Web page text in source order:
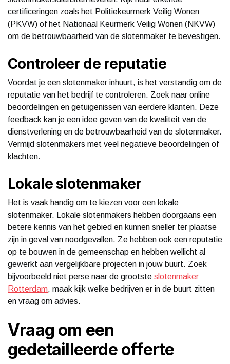
certificeringen zoals het Politiekeurmerk Veilig Wonen
(PKVW) of het Nationaal Keurmerk Veilig Wonen (NKVW)
om de betrouwbaarheid van de slotenmaker te bevestigen.
Controleer de reputatie
Voordat je een slotenmaker inhuurt, is het verstandig om de
reputatie van het bedrijf te controleren. Zoek naar online
beoordelingen en getuigenissen van eerdere klanten. Deze
feedback kan je een idee geven van de kwaliteit van de
dienstverlening en de betrouwbaarheid van de slotenmaker.
Vermijd slotenmakers met veel negatieve beoordelingen of
klachten.
Lokale slotenmaker
Het is vaak handig om te kiezen voor een lokale
slotenmaker. Lokale slotenmakers hebben doorgaans een
betere kennis van het gebied en kunnen sneller ter plaatse
zijn in geval van noodgevallen. Ze hebben ook een reputatie
op te bouwen in de gemeenschap en hebben wellicht al
gewerkt aan vergelijkbare projecten in jouw buurt. Zoek
bijvoorbeeld niet perse naar de grootste slotenmaker
Rotterdam, maak kijk welke bedrijven er in de buurt zitten
en vraag om advies.
Vraag om een
gedetailleerde offerte